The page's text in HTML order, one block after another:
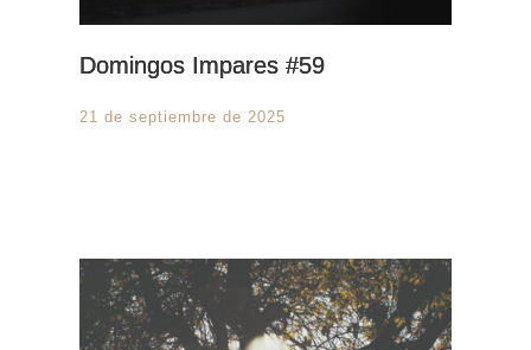
Domingos Impares #59
21 de septiembre de 2025